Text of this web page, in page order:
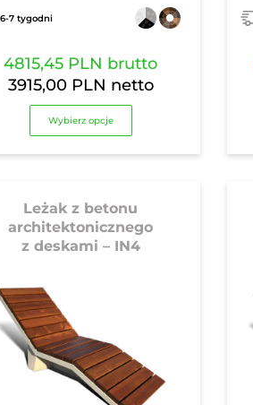
6-7 tygodni
4815,45 PLN brutto
3915,00 PLN netto
Wybierz opcje
Leżak z betonu
architektonicznego
z deskami – IN4